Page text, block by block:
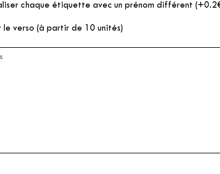
chaque étiquette avec un prénom différent
le verso (à partir de 10 unités)